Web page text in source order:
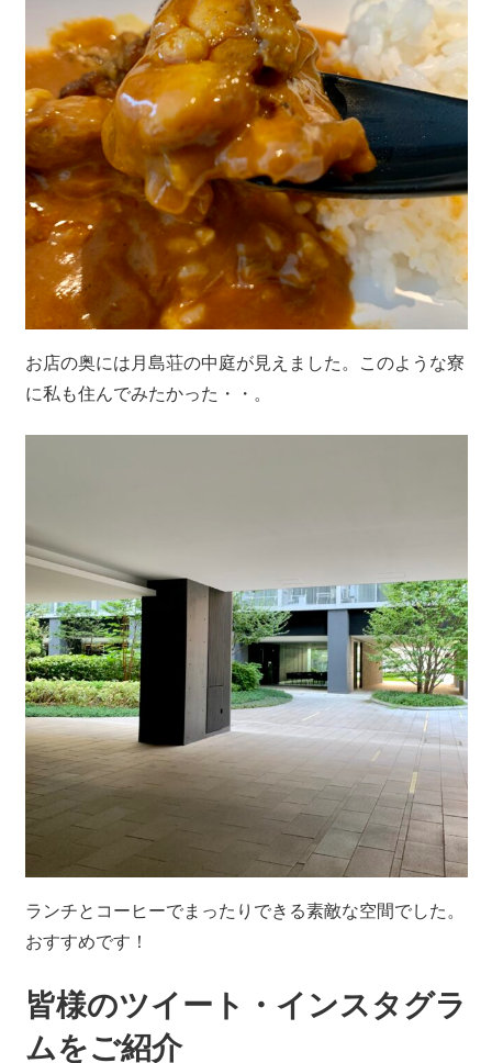
お店の奥には月島荘の中庭が見えました。このような寮
に私も住んでみたかった・・。
ランチとコーヒーでまったりできる素敵な空間でした。
おすすめです！
皆様のツイート・インスタグラ
ムをご紹介